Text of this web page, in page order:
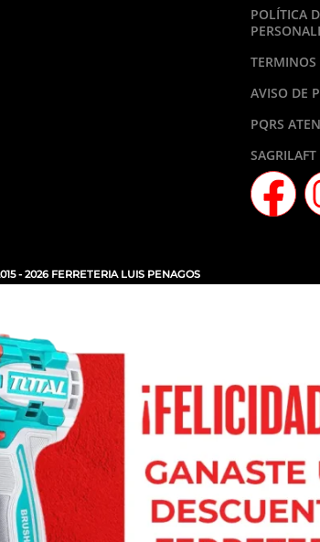
POLÍTICA
TERMINOS
AVISO DE
PQRS
SAGRILAFT
- 2026 FERRETERIA LUIS PENAGOS